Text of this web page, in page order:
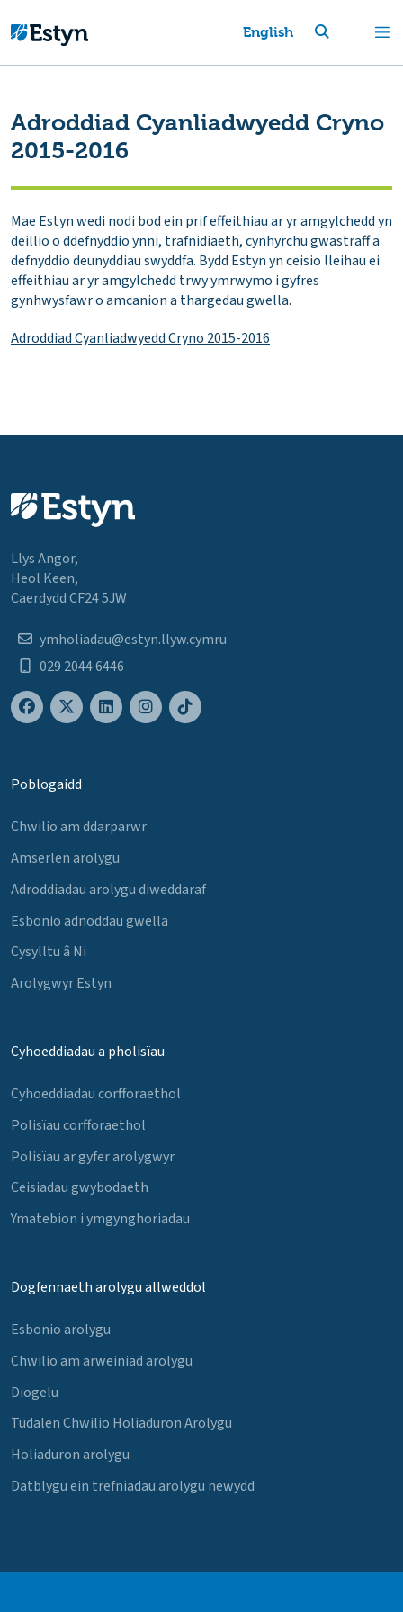
English
Adroddiad Cyanliadwyedd Cryno
2015-2016
Mae Estyn wedi nodi bod ein prif effeithiau ar yr amgylchedd yn
deillio o ddefnyddio ynni, trafnidiaeth, cynhyrchu gwastraff a
defnyddio deunyddiau swyddfa. Bydd Estyn yn ceisio lleihau ei
effeithiau ar yr amgylchedd trwy ymrwymo i gyfres
gynhwysfawr o amcanion a thargedau gwella.
Adroddiad Cyanliadwyedd Cryno 2015-2016
Llys Angor,
Heol Keen,
Caerdydd CF24 5JW
ymholiadau@estyn.llyw.cymru
029 2044 6446
Poblogaidd
Chwilio am ddarparwr
Amserlen arolygu
Adroddiadau arolygu diweddaraf
Esbonio adnoddau gwella
Cysylltu â Ni
Arolygwyr Estyn
Cyhoeddiadau a pholisïau
Cyhoeddiadau corfforaethol
Polisïau corfforaethol
Polisïau ar gyfer arolygwyr
Ceisiadau gwybodaeth
Ymatebion i ymgynghoriadau
Dogfennaeth arolygu allweddol
Esbonio arolygu
Chwilio am arweiniad arolygu
Diogelu
Tudalen Chwilio Holiaduron Arolygu
Holiaduron arolygu
Datblygu ein trefniadau arolygu newydd